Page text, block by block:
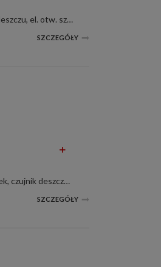
2494 ccm, srebrny, ABS, aut. skrzynia bieg., c. zamek, czujnik deszczu, el. otw. szyby, el. reg. lusterka, pod. pow., tempomat, wspom. kier., Alerion spółka z o.o. ? Syndyk masy upadłości Spółki Eskulap sp. z o.o. sp.k w upadłości ogłasza...
SZCZEGÓŁY
1987 ccm, srebrny metalik, na gwarancji, serwisowany, c. zamek, czujnik deszczu, el. reg. lusterka, wspom. kier., &lt;b&gt;Witam Państwa&lt;\/b&gt; Do sprzedania posiadamy sprowadzonego &lt;b&gt;Lexusa UX 250h z 2021 r.&lt;\/b&gt; Auto od 1-go właśc...
SZCZEGÓŁY